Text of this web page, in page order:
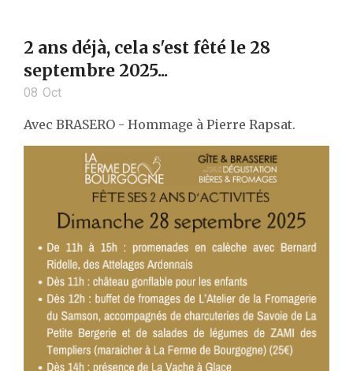
2 ans déjà, cela s'est fêté le 28
septembre 2025...
08 Oct
Avec BRASERO - Hommage à Pierre Rapsat.